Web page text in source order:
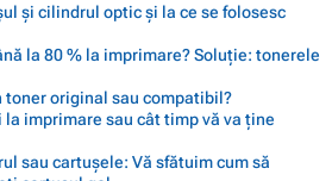
și cilindrul optic și la ce se folosesc
la 80 % la imprimare? Soluție: tonerele
toner original sau compatibil?
imprimare sau cât timp vă va ține
sau cartușele: Vă sfătuim cum să